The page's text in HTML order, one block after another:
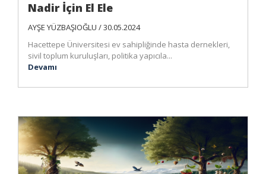
Nadir İçin El Ele
AYŞE YÜZBAŞIOĞLU / 30.05.2024
Hacettepe Üniversitesi ev sahipliğinde hasta dernekleri,
sivil toplum kuruluşları, politika yapıcıla...
Devamı